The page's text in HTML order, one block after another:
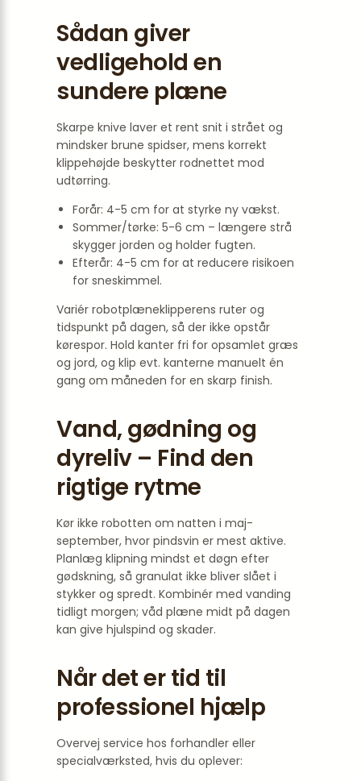
Sådan giver
vedligehold en
sundere plæne
Skarpe knive laver et rent snit i strået og
mindsker brune spidser, mens korrekt
klippehøjde beskytter rodnettet mod
udtørring.
Forår: 4-5 cm for at styrke ny vækst.
Sommer/tørke: 5-6 cm – længere strå
skygger jorden og holder fugten.
Efterår: 4-5 cm for at reducere risikoen
for sneskimmel.
Variér robotplæneklipperens ruter og
tidspunkt på dagen, så der ikke opstår
kørespor. Hold kanter fri for opsamlet græs
og jord, og klip evt. kanterne manuelt én
gang om måneden for en skarp finish.
Vand, gødning og
dyreliv – Find den
rigtige rytme
Kør ikke robotten om natten i maj-
september, hvor pindsvin er mest aktive.
Planlæg klipning mindst et døgn efter
gødskning, så granulat ikke bliver slået i
stykker og spredt. Kombinér med vanding
tidligt morgen; våd plæne midt på dagen
kan give hjulspind og skader.
Når det er tid til
professionel hjælp
Overvej service hos forhandler eller
specialværksted, hvis du oplever: